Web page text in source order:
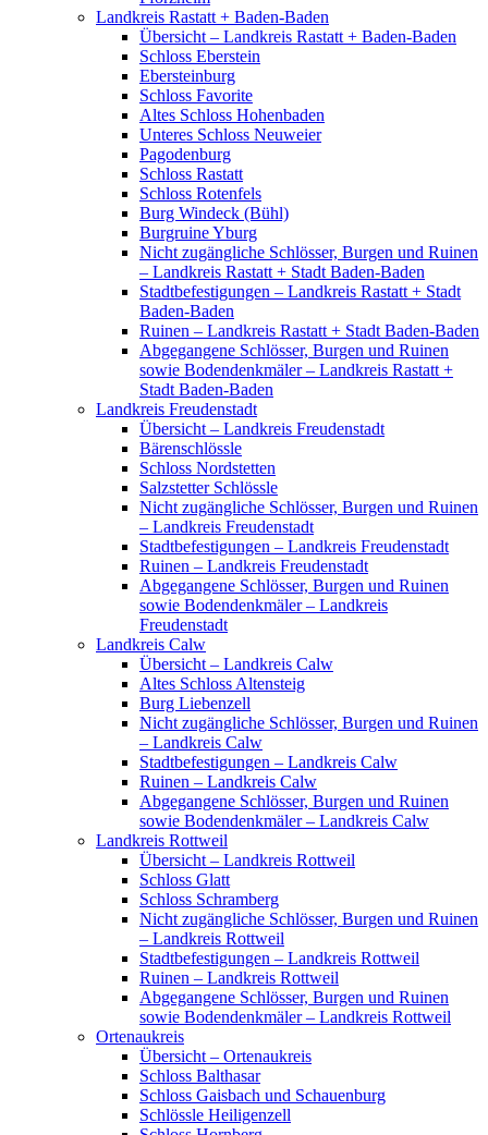
Landkreis Rastatt + Baden-Baden
Übersicht – Landkreis Rastatt + Baden-Baden
Schloss Eberstein
Ebersteinburg
Schloss Favorite
Altes Schloss Hohenbaden
Unteres Schloss Neuweier
Pagodenburg
Schloss Rastatt
Schloss Rotenfels
Burg Windeck (Bühl)
Burgruine Yburg
Nicht zugängliche Schlösser, Burgen und Ruinen
– Landkreis Rastatt + Stadt Baden-Baden
Stadtbefestigungen – Landkreis Rastatt + Stadt
Baden-Baden
Ruinen – Landkreis Rastatt + Stadt Baden-Baden
Abgegangene Schlösser, Burgen und Ruinen
sowie Bodendenkmäler – Landkreis Rastatt +
Stadt Baden-Baden
Landkreis Freudenstadt
Übersicht – Landkreis Freudenstadt
Bärenschlössle
Schloss Nordstetten
Salzstetter Schlössle
Nicht zugängliche Schlösser, Burgen und Ruinen
– Landkreis Freudenstadt
Stadtbefestigungen – Landkreis Freudenstadt
Ruinen – Landkreis Freudenstadt
Abgegangene Schlösser, Burgen und Ruinen
sowie Bodendenkmäler – Landkreis
Freudenstadt
Landkreis Calw
Übersicht – Landkreis Calw
Altes Schloss Altensteig
Burg Liebenzell
Nicht zugängliche Schlösser, Burgen und Ruinen
– Landkreis Calw
Stadtbefestigungen – Landkreis Calw
Ruinen – Landkreis Calw
Abgegangene Schlösser, Burgen und Ruinen
sowie Bodendenkmäler – Landkreis Calw
Landkreis Rottweil
Übersicht – Landkreis Rottweil
Schloss Glatt
Schloss Schramberg
Nicht zugängliche Schlösser, Burgen und Ruinen
– Landkreis Rottweil
Stadtbefestigungen – Landkreis Rottweil
Ruinen – Landkreis Rottweil
Abgegangene Schlösser, Burgen und Ruinen
sowie Bodendenkmäler – Landkreis Rottweil
Ortenaukreis
Übersicht – Ortenaukreis
Schloss Balthasar
Schloss Gaisbach und Schauenburg
Schlössle Heiligenzell